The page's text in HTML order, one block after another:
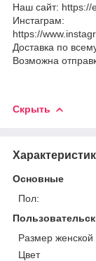
Наш сайт: https://
Инстаграм:
https://
Доставка по
Возможна
Скрыть
Основные
Пол:
Размер
Цвет